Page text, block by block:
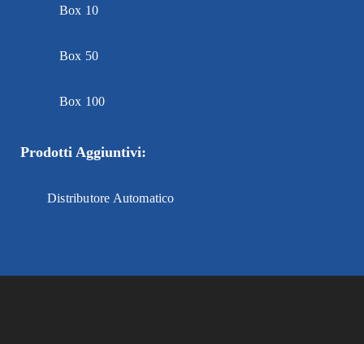
Box 10
Box 50
Box 100
Prodotti Aggiuntivi:
Distributore Automatico